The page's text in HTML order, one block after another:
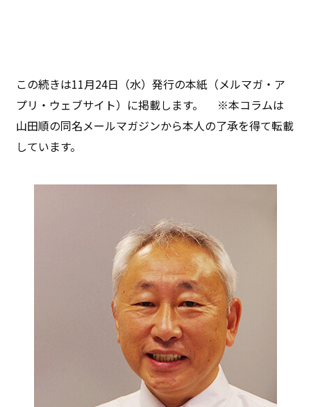
この続きは11月24日（水）発行の本紙（メルマガ・ア
プリ・ウェブサイト）に掲載します。 ※本コラムは
山田順の同名メールマガジンから本人の了承を得て転載
しています。